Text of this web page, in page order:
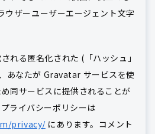
ウザーユーザーエージェント文字
れる匿名化された (「ハッシュ」
あなたが Gravatar サービスを使
同サービスに提供されることが
ライバシーポリシーは
privacy/にあります。コメント